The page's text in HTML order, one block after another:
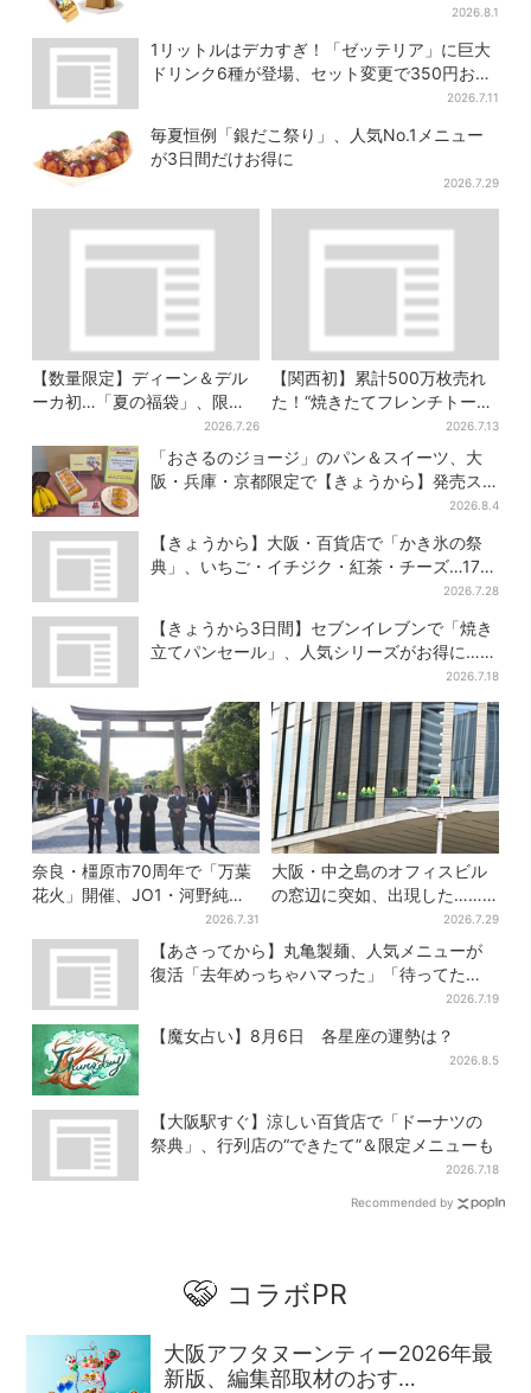
2026.8.1
1リットルはデカすぎ！「ゼッテリア」に巨大
ドリンク6種が登場、セット変更で350円お得
2026.7.11
毎夏恒例「銀だこ祭り」、人気No.1メニュー
が3日間だけお得に
2026.7.29
【数量限定】ディーン＆デル
ーカ初…「夏の福袋」、限定
トートバッグなど！8種のアイ
テムが勢ぞろい
2026.7.26
【関西初】累計500万枚売れ
た！“焼きたてフレンチトース
ト”が大阪で、ここ限定のチョ
コメニューも
2026.7.13
「おさるのジョージ」のパン＆スイーツ、大
阪・兵庫・京都限定で【きょうから】発売ス
2026.8.4
【きょうから】大阪・百貨店で「かき氷の祭
典」、いちご・イチジク・紅茶・チーズ…17店
2026.7.28
【きょうから3日間】セブンイレブンで「焼き
立てパンセール」、人気シリーズがお得に…チ
2026.7.18
奈良・橿原市70周年で「万葉
花火」開催、JO1・河野純喜
がアンバサダーに…グループ
楽曲ともシンクロ
2026.7.31
大阪・中之島のオフィスビル
の窓辺に突如、出現した……
巨大インコ「何かいる」「朝
からビビった」、その正体と
は？
2026.7.29
【あさってから】丸亀製麺、人気メニューが
復活「去年めっちゃハマった」「待ってた
2026.7.19
【魔女占い】8月6日 各星座の運勢は？
2026.8.5
【大阪駅すぐ】涼しい百貨店で「ドーナツの
祭典」、行列店の“できたて”＆限定メニューも
2026.7.18
Recommended by
コラボPR
大阪アフタヌーンティー2026年最
新版、編集部取材のおす…